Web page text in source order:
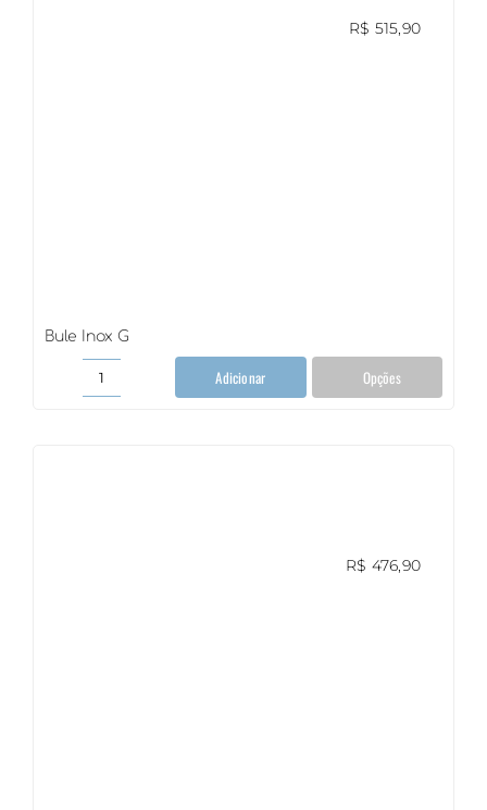
R$ 515,90
Bule Inox G
Bule
Adicionar Opções
R$ 476,90